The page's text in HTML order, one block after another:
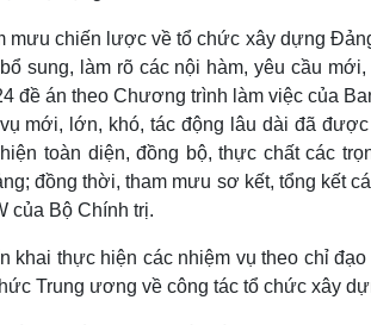
mưu chiến lược về tổ chức xây dựng
sung, làm rõ các nội hàm, yêu cầu mới,
đề án theo Chương trình làm việc của
mới, lớn, khó, tác động lâu dài đã
toàn diện, đồng bộ, thực chất các
đồng thời, tham mưu sơ kết, tổng kết
của Bộ Chính trị.
khai thực hiện các nhiệm vụ theo chỉ
Trung ương về công tác tổ chức xây